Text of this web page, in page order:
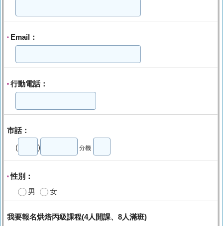
* Email：
* 行動電話：
市話：
( ) 分機
*性別：
男
女
我要報名烘焙丙級課程(4人開課、8人滿班)